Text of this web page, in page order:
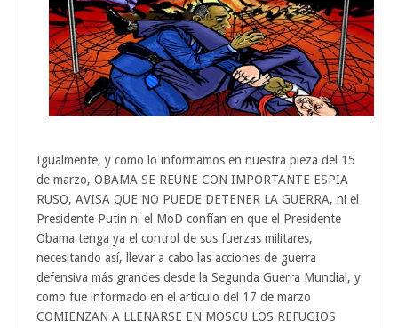
Igualmente, y como lo informamos en nuestra pieza del 15
de marzo, OBAMA SE REUNE CON IMPORTANTE ESPIA
RUSO, AVISA QUE NO PUEDE DETENER LA GUERRA, ni el
Presidente Putin ni el MoD confían en que el Presidente
Obama tenga ya el control de sus fuerzas militares,
necesitando así, llevar a cabo las acciones de guerra
defensiva más grandes desde la Segunda Guerra Mundial, y
como fue informado en el articulo del 17 de marzo
COMIENZAN A LLENARSE EN MOSCU LOS REFUGIOS